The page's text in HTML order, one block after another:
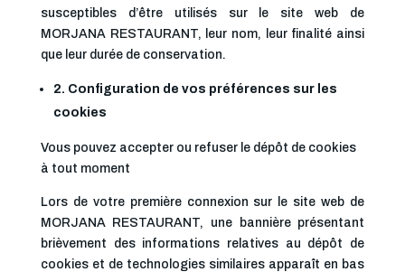
susceptibles d’être utilisés sur le site web de
MORJANA RESTAURANT, leur nom, leur finalité ainsi
que leur durée de conservation.
2. Configuration de vos préférences sur les
cookies
Vous pouvez accepter ou refuser le dépôt de cookies
à tout moment
Lors de votre première connexion sur le site web de
MORJANA RESTAURANT, une bannière présentant
brièvement des informations relatives au dépôt de
cookies et de technologies similaires apparaît en bas